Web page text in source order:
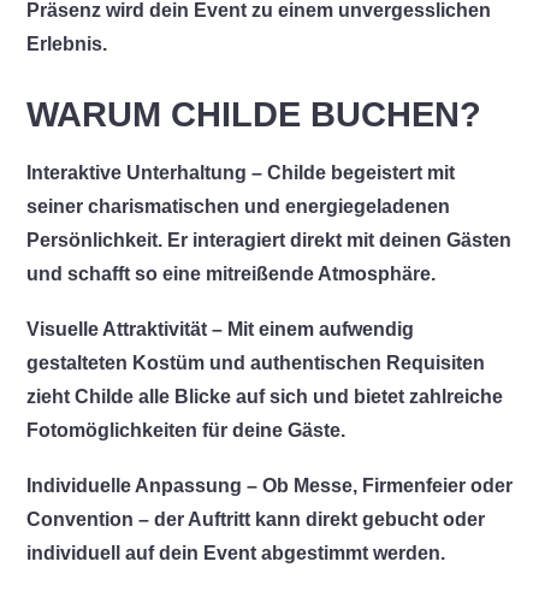
Präsenz wird dein Event zu einem unvergesslichen
Erlebnis.
WARUM CHILDE BUCHEN?
Interaktive Unterhaltung – Childe begeistert mit
seiner charismatischen und energiegeladenen
Persönlichkeit. Er interagiert direkt mit deinen Gästen
und schafft so eine mitreißende Atmosphäre.
Visuelle Attraktivität – Mit einem aufwendig
gestalteten Kostüm und authentischen Requisiten
zieht Childe alle Blicke auf sich und bietet zahlreiche
Fotomöglichkeiten für deine Gäste.
Individuelle Anpassung – Ob Messe, Firmenfeier oder
Convention – der Auftritt kann direkt gebucht oder
individuell auf dein Event abgestimmt werden.